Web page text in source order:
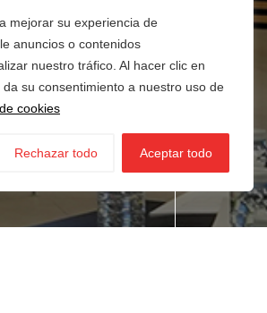
mejorar su experiencia de
anuncios o contenidos
nuestro tráfico. Al hacer clic en
da su consentimiento a nuestro uso de
cookies
Rechazar todo Aceptar todo